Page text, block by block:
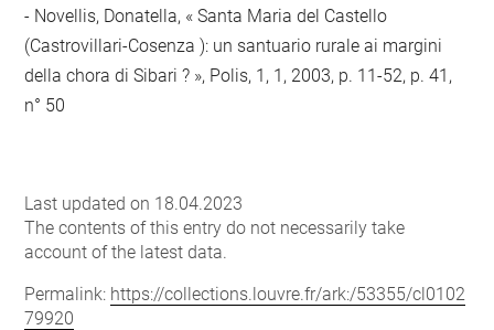
- Novellis, Donatella, « Santa Maria del Castello
(Castrovillari-Cosenza ): un santuario rurale ai margini
della chora di Sibari ? », Polis, 1, 1, 2003, p. 11-52, p. 41,
n° 50
Last updated on 18.04.2023
The contents of this entry do not necessarily take
account of the latest data.
Permalink: https://collections.louvre.fr/ark:/53355/cl0102
79920